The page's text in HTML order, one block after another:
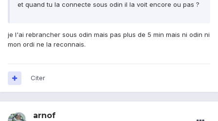
et quand tu la connecte sous odin il la voit encore ou pas ?
je l'ai rebrancher sous odin mais pas plus de 5 min mais ni odin ni
mon ordi ne la reconnais.
Citer
arnof